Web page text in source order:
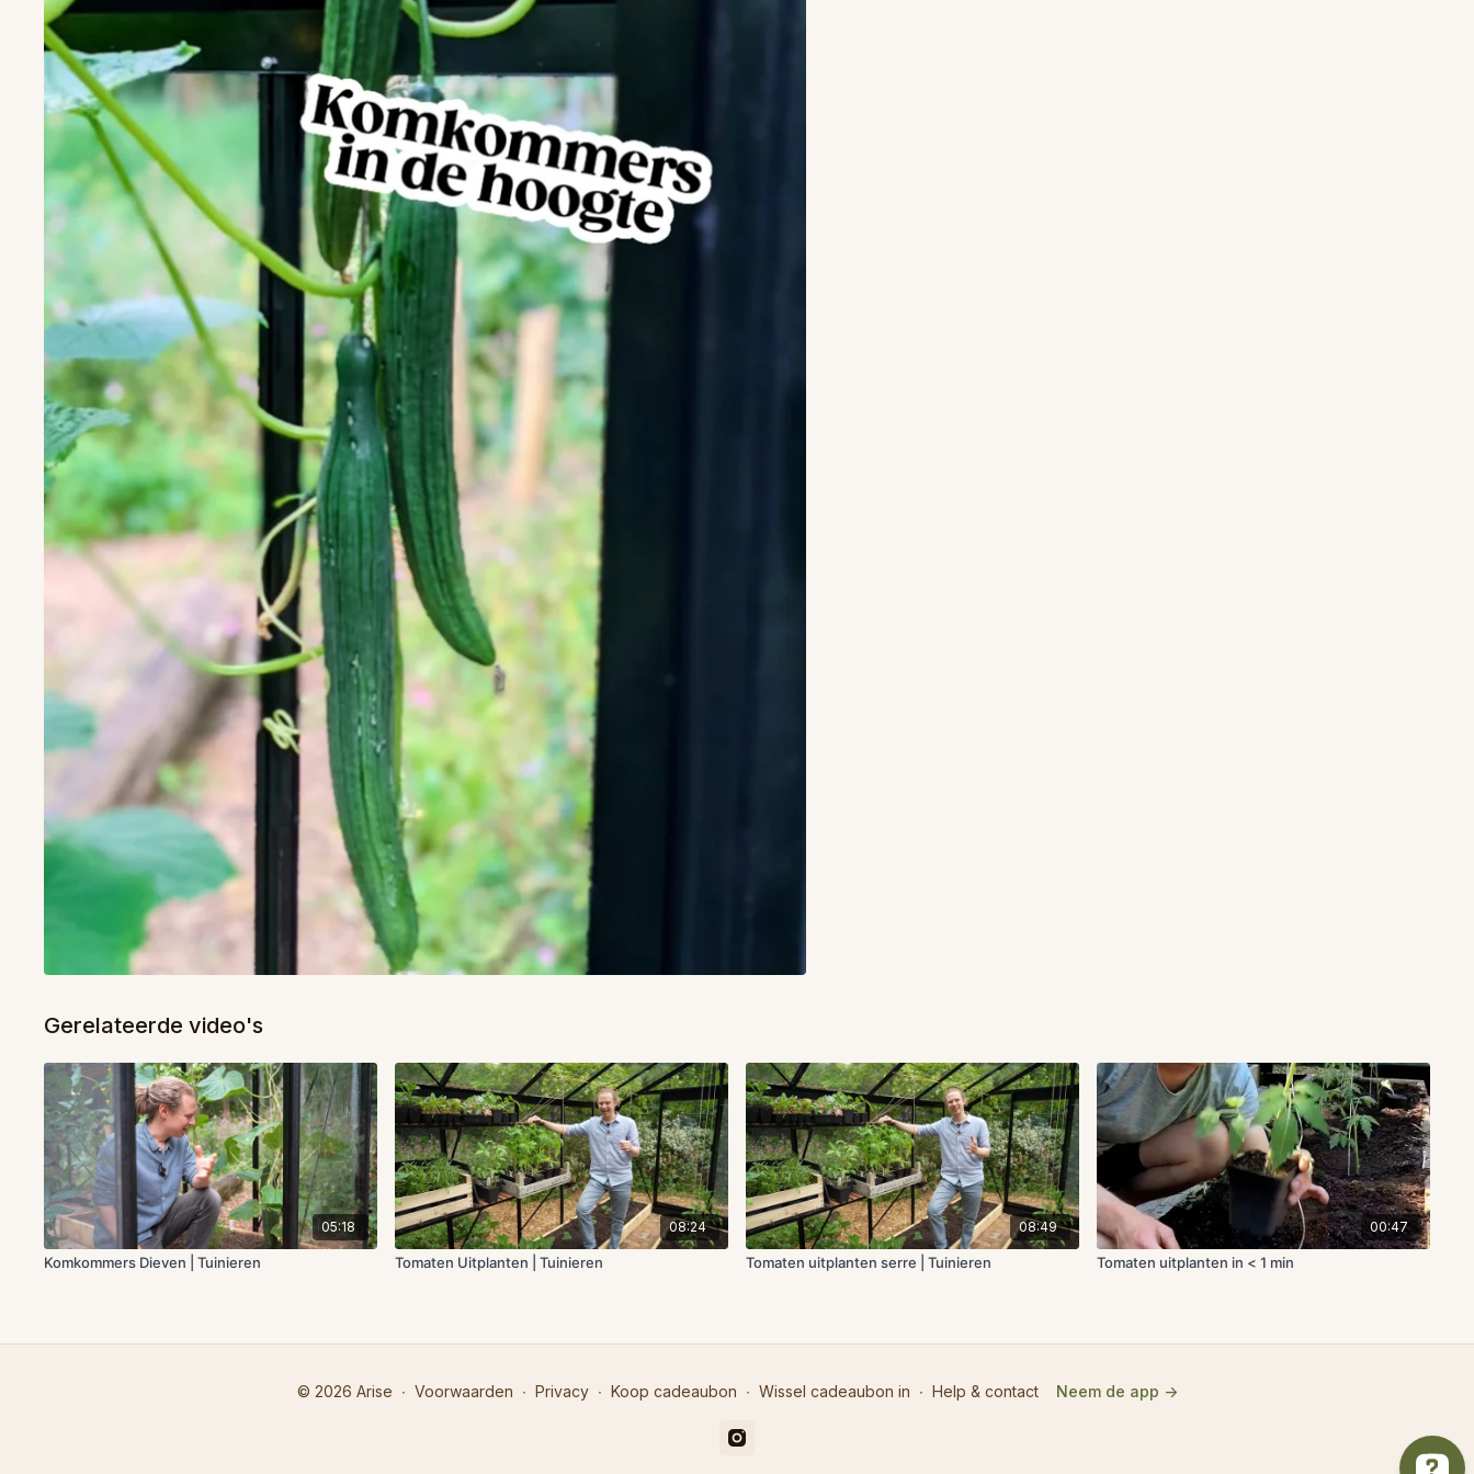
Gerelateerde video's
05:18
Komkommers Dieven | Tuinieren
08:24
Tomaten Uitplanten | Tuinieren
08:49
Tomaten uitplanten serre | Tuinieren
00:47
Tomaten uitplanten in < 1 min
© 2026 Arise ∙ Voorwaarden ∙ Privacy ∙ Koop cadeaubon ∙ Wissel cadeaubon in ∙ Help & contact Neem de app ->